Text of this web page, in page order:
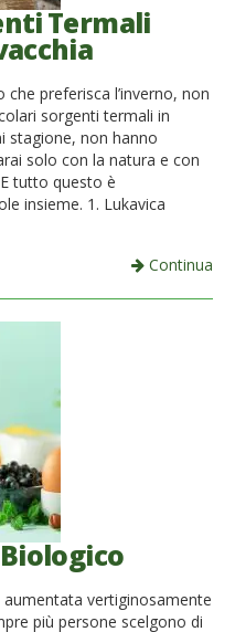
Termali
che preferisca l’inverno, non
sorgenti termali in
stagione, non hanno
solo con la natura e con
tutto questo è
insieme. 1. Lukavica
Continua
vertiginosamente
più persone scelgono di